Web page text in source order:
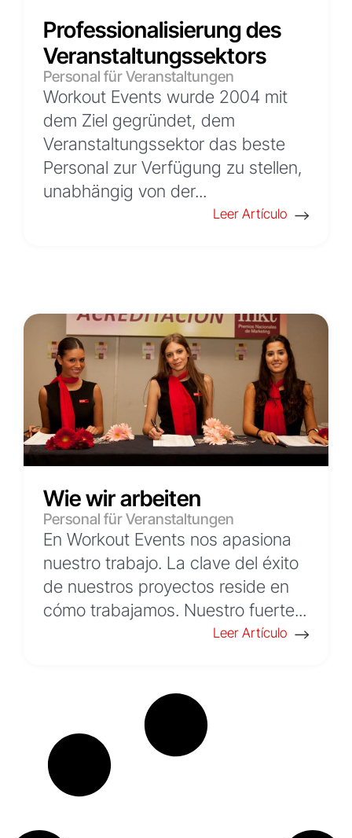
Professionalisierung des
Veranstaltungssektors
Personal für Veranstaltungen
Workout Events wurde 2004 mit
dem Ziel gegründet, dem
Veranstaltungssektor das beste
Personal zur Verfügung zu stellen,
unabhängig von der...
Leer Artículo
Wie wir arbeiten
Personal für Veranstaltungen
En Workout Events nos apasiona
nuestro trabajo. La clave del éxito
de nuestros proyectos reside en
cómo trabajamos. Nuestro fuerte...
Leer Artículo